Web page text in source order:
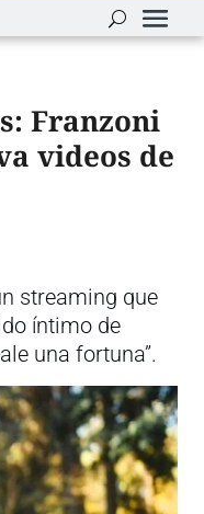
Franzoni
videos de
streaming que
íntimo de
una fortuna”.